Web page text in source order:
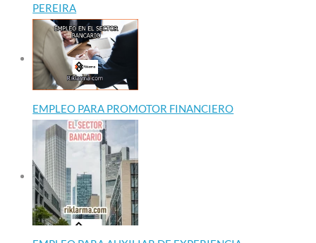
PEREIRA
EMPLEO PARA PROMOTOR FINANCIERO